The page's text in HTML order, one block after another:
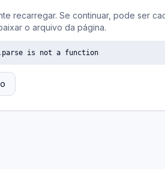
recarregar. Se continuar, pode ser
o arquivo da página.
is not a function